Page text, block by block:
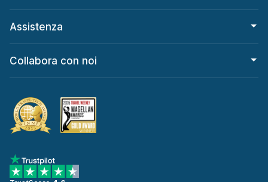
Assistenza
Collabora con noi